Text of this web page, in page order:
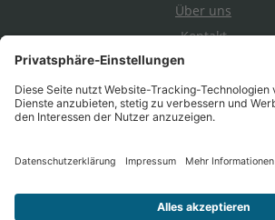
Über uns
Kontakt
Datenschutz
Impressum
AGBs